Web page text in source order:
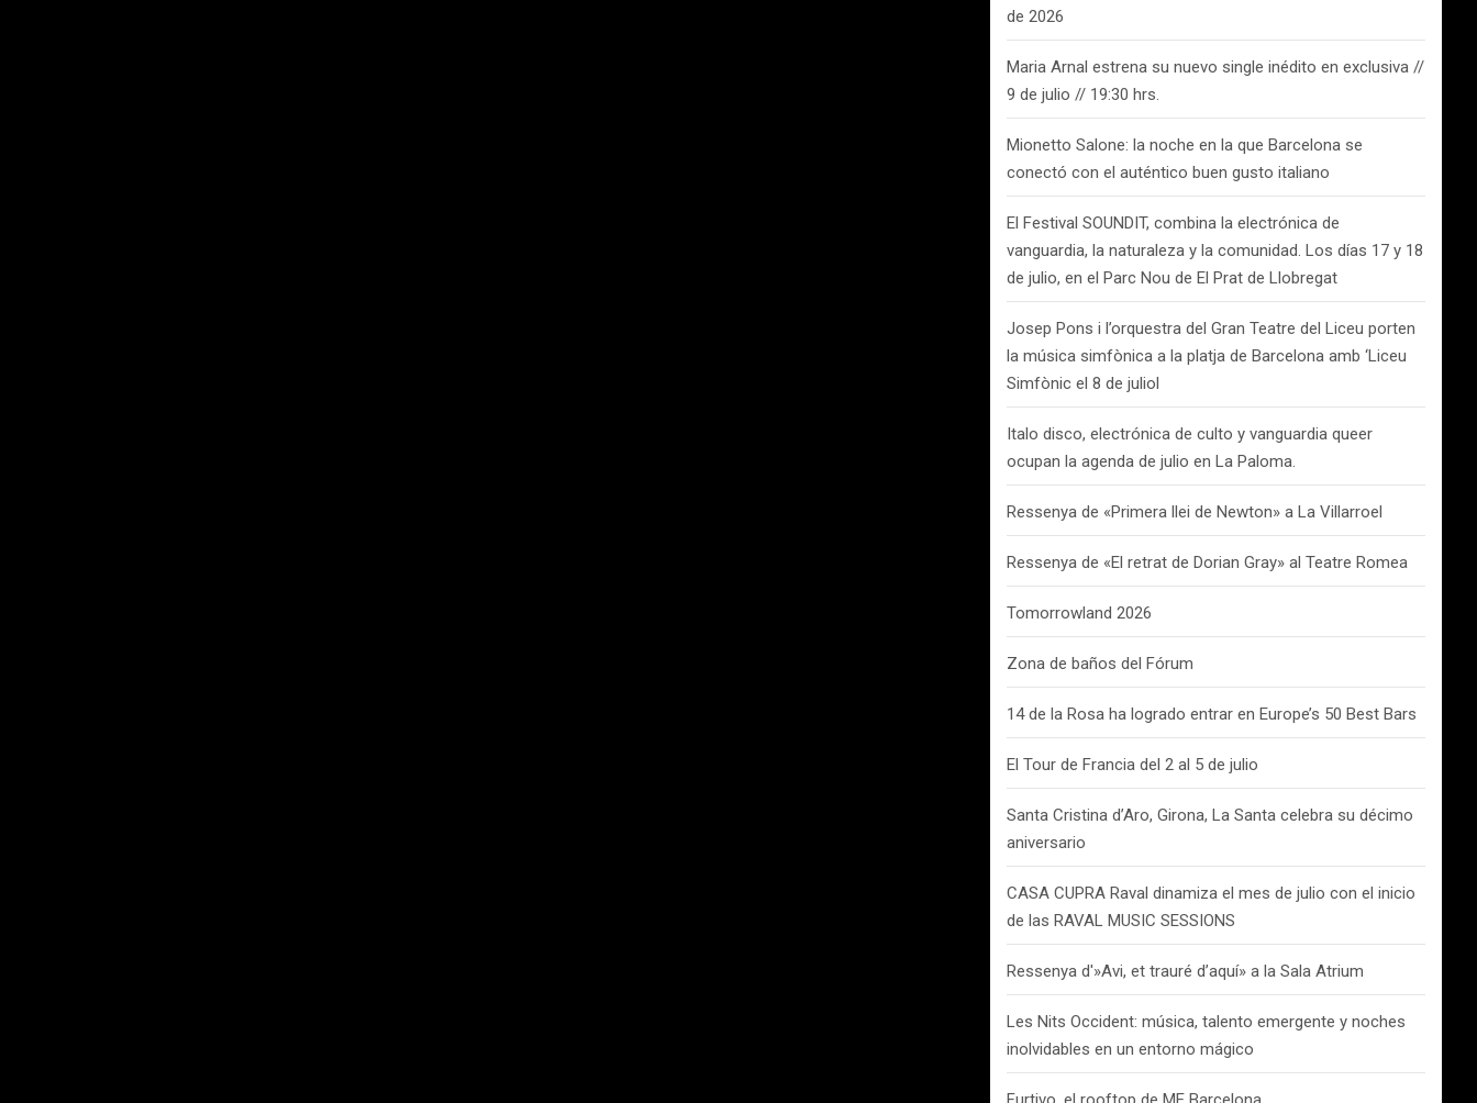
de 2026
Maria Arnal estrena su nuevo single inédito en exclusiva //
9 de julio // 19:30 hrs.
Mionetto Salone: la noche en la que Barcelona se
conectó con el auténtico buen gusto italiano
El Festival SOUNDIT, combina la electrónica de
vanguardia, la naturaleza y la comunidad. Los días 17 y 18
de julio, en el Parc Nou de El Prat de Llobregat
Josep Pons i l’orquestra del Gran Teatre del Liceu porten
la música simfònica a la platja de Barcelona amb ‘Liceu
Simfònic el 8 de juliol
Italo disco, electrónica de culto y vanguardia queer
ocupan la agenda de julio en La Paloma.
Ressenya de «Primera llei de Newton» a La Villarroel
Ressenya de «El retrat de Dorian Gray» al Teatre Romea
Tomorrowland 2026
Zona de baños del Fórum
14 de la Rosa ha logrado entrar en Europe’s 50 Best Bars
El Tour de Francia del 2 al 5 de julio
Santa Cristina d’Aro, Girona, La Santa celebra su décimo
aniversario
CASA CUPRA Raval dinamiza el mes de julio con el inicio
de las RAVAL MUSIC SESSIONS
Ressenya d'»Avi, et trauré d’aquí» a la Sala Atrium
Les Nits Occident: música, talento emergente y noches
inolvidables en un entorno mágico